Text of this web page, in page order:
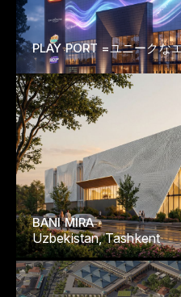
PLAY PORT =ユニークな
BANI MIRA
Uzbekistan, Tashkent